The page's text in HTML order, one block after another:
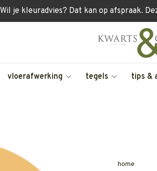
Wil je kleuradvies? Dat kan op afspraak.
vloerafwerking tegels tips &
home